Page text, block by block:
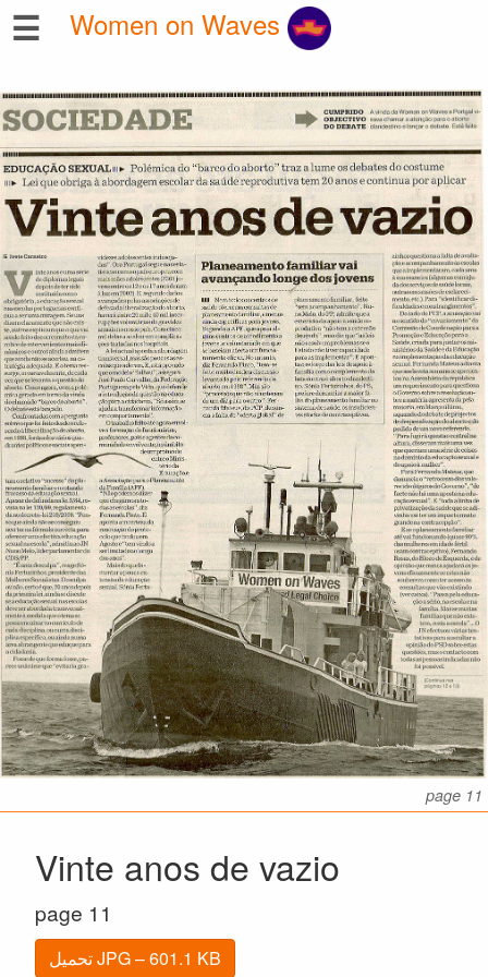
☰
page 11
Vinte anos de vazio
page 11
تحميل JPG – 601.1 KB